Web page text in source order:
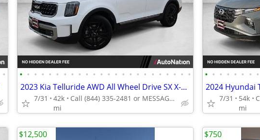
• • • • • • • • • • • • • • • • • • • • • • • • •
2023 Kia Telluride AWD All Wheel Drive SX X-Line SUV
7/31
42k
mi
Call (844) 335-2481 or MESSAGE/CHAT to confirm availability
• • • • • • • •
7/31
54k
mi
$12,500 $750